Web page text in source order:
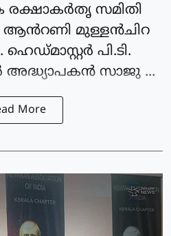
സമിതി
ആൻറണി മുള്ളൻചിറ
പി.ടി.
അദ്ധ്യാപകൻ സാജു ...
More